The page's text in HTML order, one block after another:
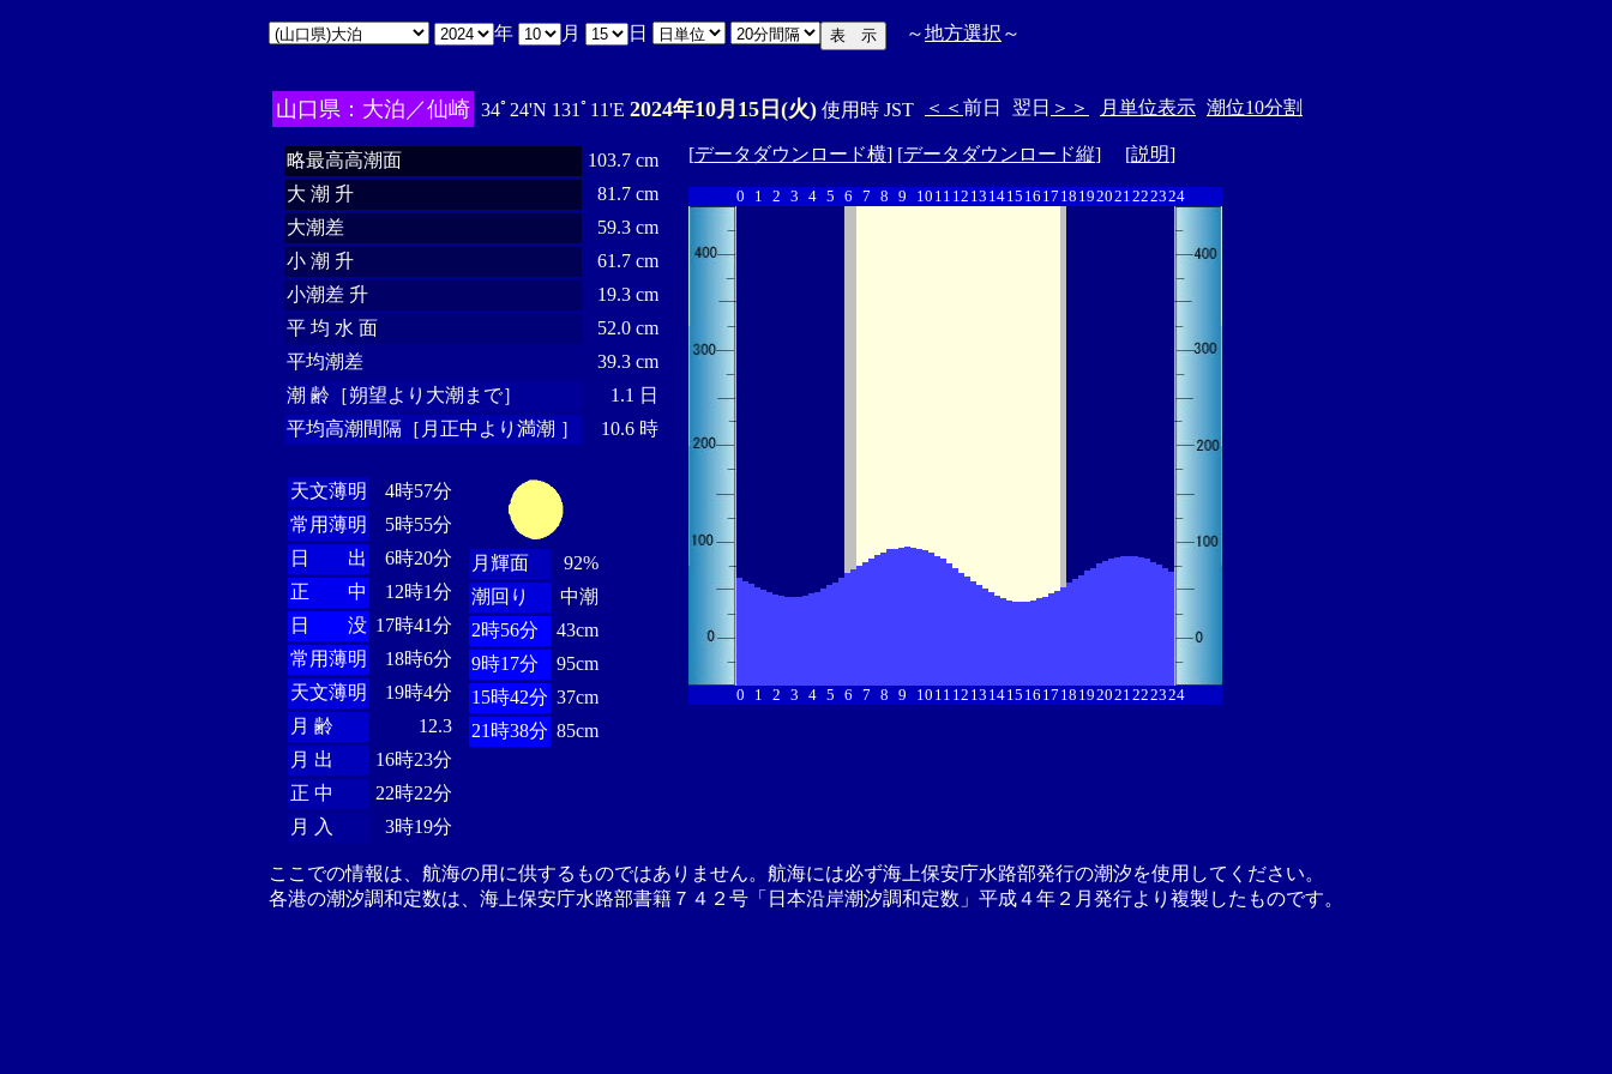
年 月 日 ～地方選択 ～
山口県：大泊／仙崎 34ﾟ24'N 131ﾟ11'E 2024年10月15日(火) 使用時 JST ＜＜ 前日 翌日 ＞＞ 月単位表示 潮位10分割
略最高高潮面
103.7 cm
大 潮 升
81.7 cm
大潮差
59.3 cm
小 潮 升
61.7 cm
小潮差 升
19.3 cm
平 均 水 面
52.0 cm
平均潮差
39.3 cm
潮 齢［朔望より大潮まで］
1.1 日
平均高潮間隔［月正中より満潮 ］
10.6 時
天文薄明
4時57分
常用薄明
5時55分
日 出
6時20分
正 中
12時1分
日 没 17時41分
常用薄明
18時6分
天文薄明
19時4分
月 齢
12.3
月 出
16時23分
正 中
22時22分
月 入
3時19分
月輝面
92%
潮回り
中潮
2時56分
43cm
9時17分
95cm
15時42分 37cm
21時38分 85cm
[データダウンロード横] [データダウンロード縦] [説明]
0 1 2 3 4 5 6 7 8 9 10 11 12 13 1415 16 17 18 192021222324
0 1 2 3 4 5 6 7 8 9 10 11 12 13 1415 16 17 18 192021222324
ここでの情報は、航海の用に供するものではありません。航海には必ず海上保安庁水路部発行の潮汐を使用してください。
各港の潮汐調和定数は、海上保安庁水路部書籍７４２号「日本沿岸潮汐調和定数」平成４年２月発行より複製したものです。